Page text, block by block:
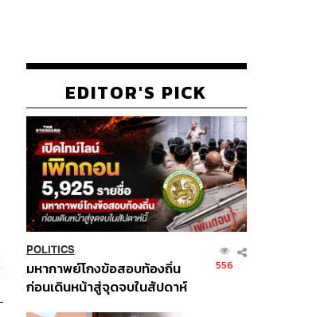
EDITOR'S PICK
POLITICS
มหากาพย์โกงข้อสอบท้องถิ่น
ก่อนเดินหน้าสู่จุดจบในสัปดาห์
556